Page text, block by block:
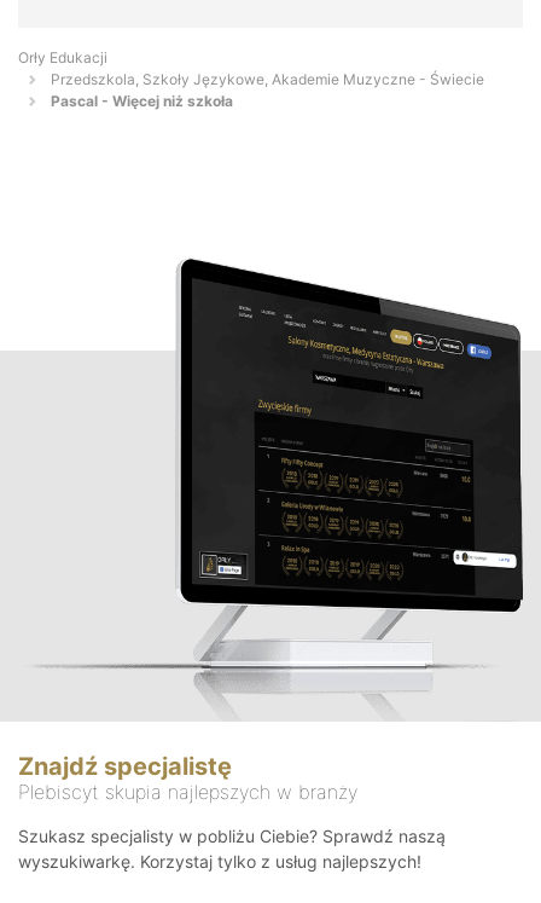
Orły Edukacji
Przedszkola, Szkoły Językowe, Akademie Muzyczne - Świecie
Pascal - Więcej niż szkoła
Znajdź specjalistę
Plebiscyt skupia najlepszych w branży
Szukasz specjalisty w pobliżu Ciebie? Sprawdź naszą
wyszukiwarkę. Korzystaj tylko z usług najlepszych!